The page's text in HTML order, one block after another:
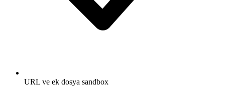
URL ve ek dosya sandbox